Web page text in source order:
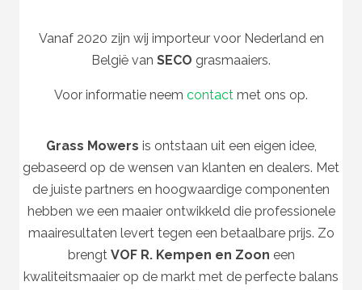
Vanaf 2020 zijn wij importeur voor Nederland en
België van SECO grasmaaiers.
Voor informatie neem contact met ons op.
Grass Mowers is ontstaan uit een eigen idee,
gebaseerd op de wensen van klanten en dealers. Met
de juiste partners en hoogwaardige componenten
hebben we een maaier ontwikkeld die professionele
maairesultaten levert tegen een betaalbare prijs. Zo
brengt VOF R. Kempen en Zoon een
kwaliteitsmaaier op de markt met de perfecte balans